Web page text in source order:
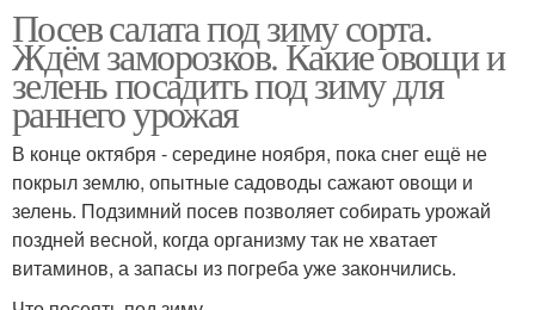
Посев салата под зиму сорта.
Ждём заморозков. Какие овощи и
зелень посадить под зиму для
раннего урожая
В конце октября - середине ноября, пока снег ещё не
покрыл землю, опытные садоводы сажают овощи и
зелень. Подзимний посев позволяет собирать урожай
поздней весной, когда организму так не хватает
витаминов, а запасы из погреба уже закончились.